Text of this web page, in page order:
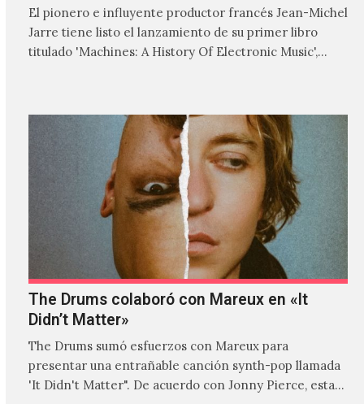
El pionero e influyente productor francés Jean-Michel
Jarre tiene listo el lanzamiento de su primer libro
titulado 'Machines: A History Of Electronic Music',
The Drums colaboró con Mareux en «It
Didn’t Matter»
The Drums sumó esfuerzos con Mareux para
presentar una entrañable canción synth-pop llamada
'It Didn't Matter". De acuerdo con Jonny Pierce, esta